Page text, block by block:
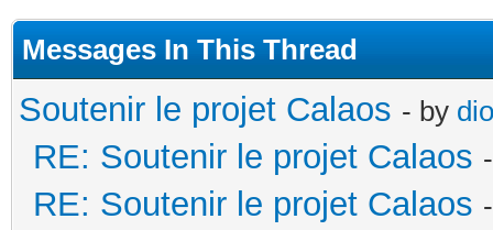
Messages In This Thread
Soutenir le projet Calaos - by
RE: Soutenir le projet Calaos
RE: Soutenir le projet Calaos